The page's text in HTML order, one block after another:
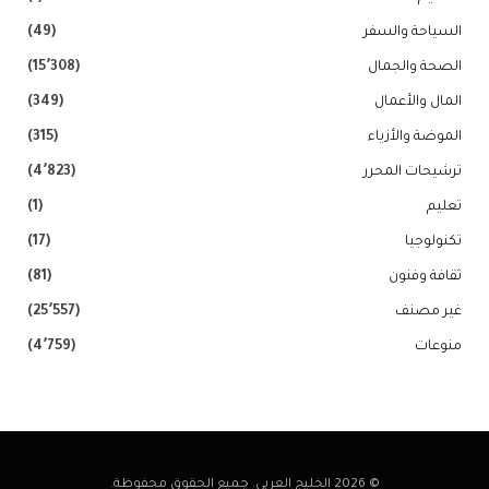
السياحة والسفر (49)
الصحة والجمال (15٬308)
المال والأعمال (349)
الموضة والأزياء (315)
ترشيحات المحرر (4٬823)
تعليم (1)
تكنولوجيا (17)
ثقافة وفنون (81)
غير مصنف (25٬557)
منوعات (4٬759)
© 2026 الخليج العربي. جميع الحقوق محفوظة.